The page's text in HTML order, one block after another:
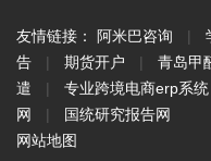
友情链接： 阿米巴咨询 |
告
| 期货开户 | 青岛甲
遣
| 专业跨境电商erp系统
网
|
国统研究报告网
网站地图